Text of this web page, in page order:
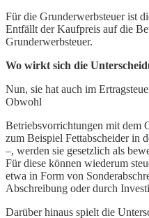
Für die Grunderwerbsteuer ist
Entfällt der Kaufpreis auf die
Grunderwerbsteuer.
Wo wirkt sich die
Nun, sie hat auch im
Obwohl
Betriebsvorrichtungen mit dem
zum Beispiel Fettabscheider in
–, werden sie gesetzlich als
Für diese können wiederum
etwa in Form von
Abschreibung oder durch
Darüber hinaus spielt die